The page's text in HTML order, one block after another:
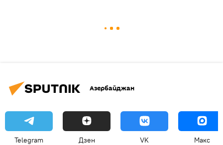
Азербайджан
Telegram Дзен VK Макс